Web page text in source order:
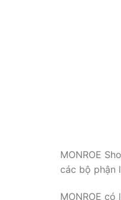
MONROE
các bộ phận
MONROE